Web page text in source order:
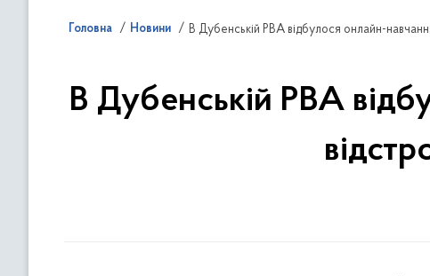
Головна Новини В Дубенській РВА відбулося онлайн-
В Дубенській РВА